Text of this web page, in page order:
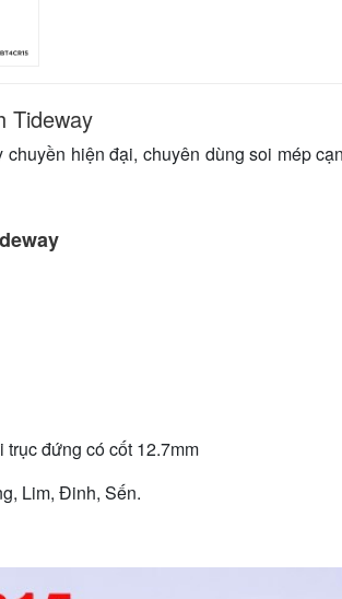
Tideway
hiện đại, chuyên dùng soi mép
đứng có cốt 12.7mm
Lim, Đinh, Sến.